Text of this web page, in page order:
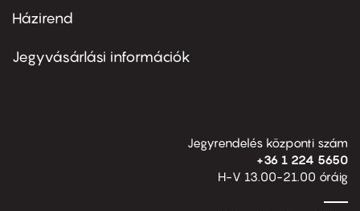
Footer
second
Házirend
Jegyvásárlási információk
Jegyrendelés központi szám
+36 1 224 5650
H-V 13.00-21.00 óráig